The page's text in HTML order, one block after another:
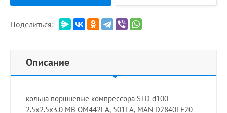
Поделиться:
Описание
кольца поршневые компрессора STD d100
2.5x2.5x3.0 MB OM442LA, 501LA, MAN D2840LF20